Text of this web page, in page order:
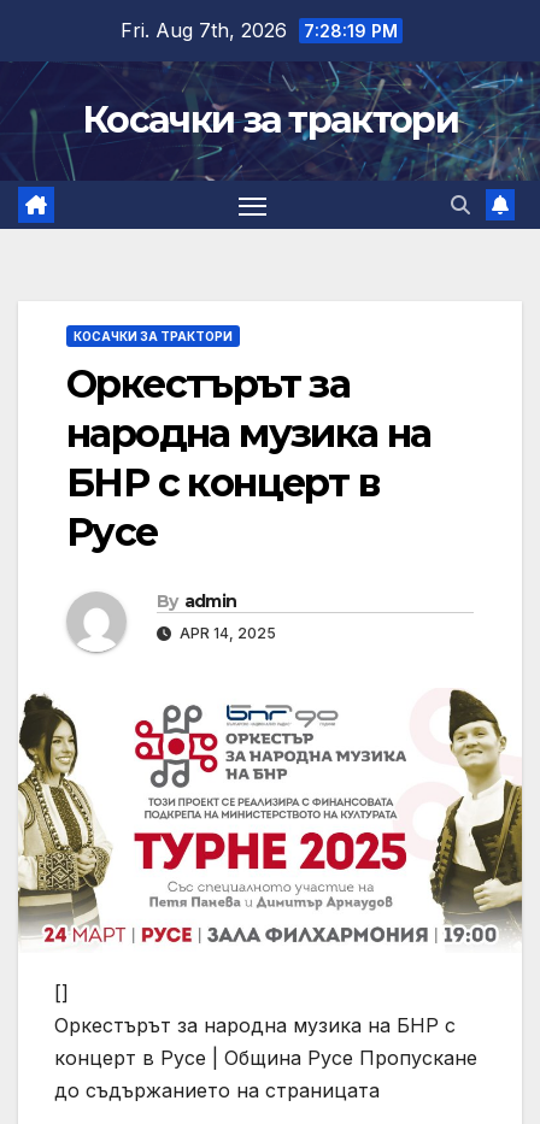
content
Fri. Aug 7th, 2026 7:28:19 PM
Косачки за трактори
КОСАЧКИ ЗА ТРАКТОРИ
Оркестърът за
народна музика на
БНР с концерт в
Русе
By admin
APR 14, 2025
[]
Оркестърът за народна музика на БНР с
концерт в Русе | Община Русе Пропускане
до съдържанието на страницата